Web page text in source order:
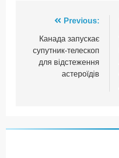
Навігація
записів
Previous:
Канада запускає
супутник-телескоп
для відстеження
астероїдів